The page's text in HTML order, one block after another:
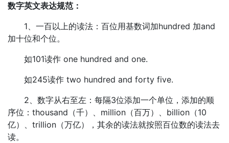
数字英文表达规范：
1、一百以上的读法：百位用基数词加hundred 加and
加十位和个位。
如101读作 one hundred and one.
如245读作 two hundred and forty five.
2、数字从右至左：每隔3位添加一个单位，添加的顺
序位：thousand（千）、million（百万）、billion（10
亿）、trillion（万亿），其余的读法就按照百位数的读法去
读。